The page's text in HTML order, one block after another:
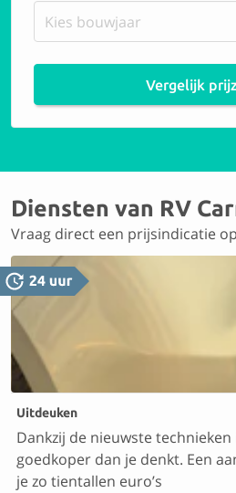
Kies bouwjaar
Vergelijk
Diensten van RV
Vraag direct een prijsindicatie op
Uitdeuken
Dankzij de nieuwste
goedkoper dan je denkt. Een
je zo tientallen euro’s